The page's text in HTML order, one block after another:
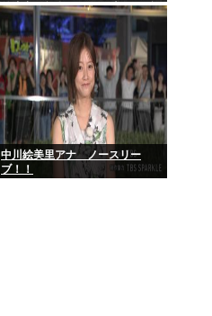
外流出し賃金もGDPも上がらず
海外が成長
中川絵美里アナ ノースリー
ブ！！